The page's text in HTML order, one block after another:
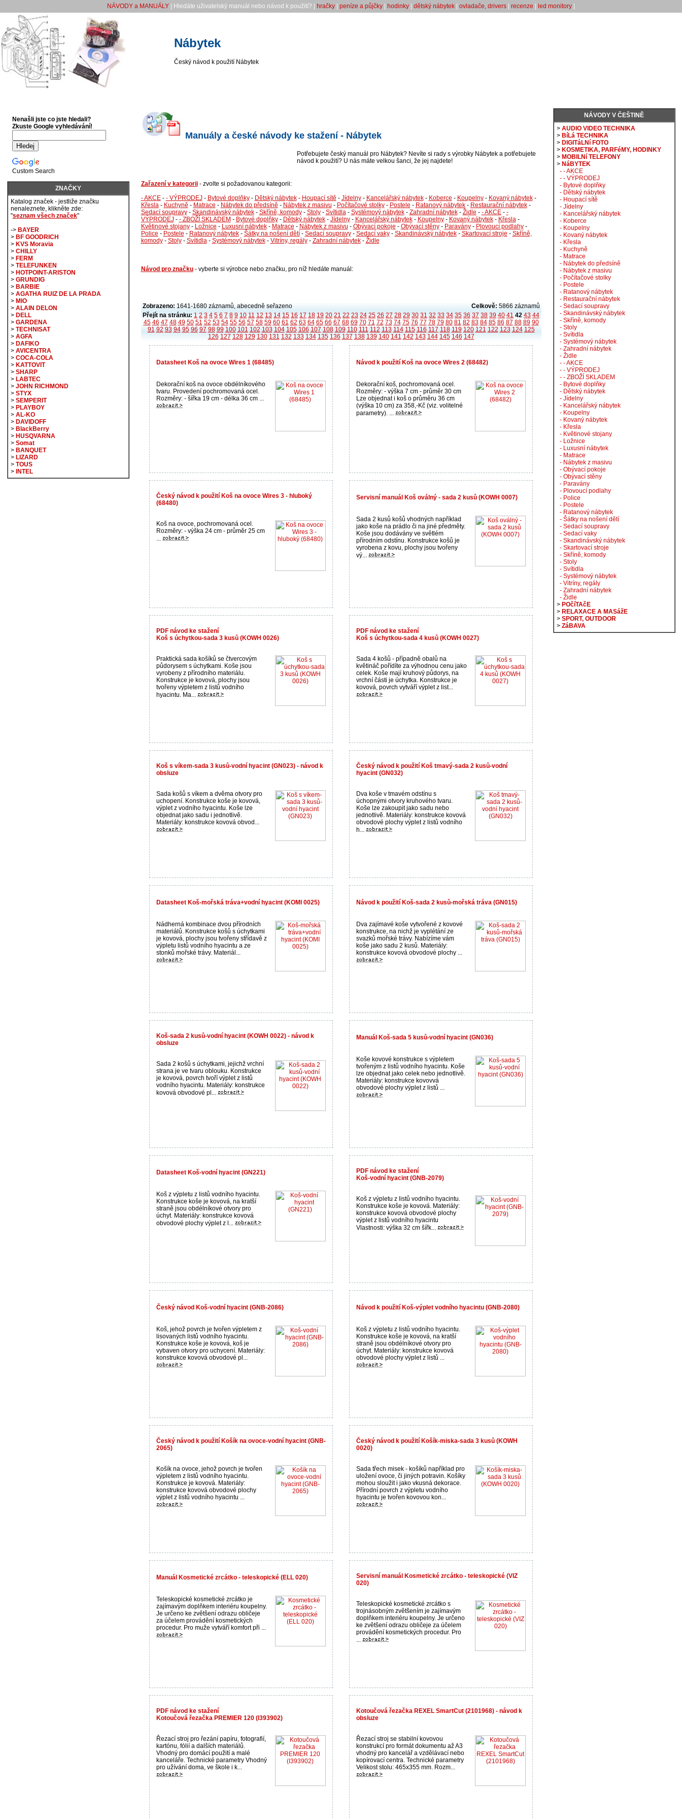
NÁVODY a MANUÁLY | Hledáte uživatelský manuál nebo návod k použití? | hračky peníze a půjčky hodinky dětský nábytek ovladače, drivers recenze led monitory
Nábytek
Český návod k použití Nábytek
Manuály a české návody ke stažení - Nábytek
Potřebujete český manuál pro Nábytek? Nevíte si rady s výrobky Nábytek a potřebujete
návod k použití? U nás máte velkou šanci, že jej najdete!
Zařazení v kategorii - zvolte si požadovanou kategorii:
- AKCE- - VÝPRODEJ- Bytové doplňky- Dětský nábytek- Houpací sítě - Jídelny- Kancelářský nábytek- Koberce - Koupelny- Kovaný nábytek-
Křesla- Kuchyně - Matrace - Nábytek do předsíně - Nábytek z masivu - Počítačové stolky- Postele - Ratanový nábytek- Restaurační nábytek-
Sedací soupravy- Skandinávský nábytek- Skříně, komody- Stoly- Svítidla- Systémový nábytek- Zahradní nábytek- Židle - - AKCE- -
VÝPRODEJ- - ZBOŽÍ SKLADEM - Bytové doplňky- Dětský nábytek- Jídelny- Kancelářský nábytek- Koupelny- Kovaný nábytek- Křesla-
Květinové stojany- Ložnice - Luxusní nábytek- Matrace - Nábytek z masivu - Obývací pokoje - Obývací stěny- Paravány- Plovoucí podlahy-
Police - Postele - Ratanový nábytek- Šátky na nošení dětí- Sedací soupravy- Sedací vaky- Skandinávský nábytek- Skartovací stroje - Skříně,
komody- Stoly- Svítidla- Systémový nábytek- Vitríny, regály- Zahradní nábytek- Židle
Návod pro značku - vyberte si výrobce nebo značku, pro níž hledáte manuál:
Zobrazeno: 1641-1680 záznamů, abecedně seřazeno Celkově: 5866 záznamů
Přejít na stránku: 1 2 3 4 5 6 7 8 9 10 11 12 13 14 15 16 17 18 19 20 21 22 23 24 25 26 27 28 29 30 31 32 33 34 35 36 37 38 39 40 41 42 43 44
45 46 47 48 49 50 51 52 53 54 55 56 57 58 59 60 61 62 63 64 65 66 67 68 69 70 71 72 73 74 75 76 77 78 79 80 81 82 83 84 85 86 87 88 89 90
91 92 93 94 95 96 97 98 99 100 101 102 103 104 105 106 107 108 109 110 111 112 113 114 115 116 117 118 119 120 121 122 123 124 125
126 127 128 129 130 131 132 133 134 135 136 137 138 139 140 141 142 143 144 145 146 147
Datasheet Koš na ovoce Wires 1 (68485)
Dekorační koš na ovoce obdélníkového
tvaru. Provedení pochromovaná ocel.
Rozměry: - šířka 19 cm - délka 36 cm ...
Návod k použití Koš na ovoce Wires 2 (68482)
Dekorační koš, pochromovaná ocel.
Rozměry: - výška 7 cm - průměr 30 cm
Lze objednat i koš o průměru 36 cm
(výška 10 cm) za 358,-Kč (viz. volitelné
parametry). ...
Český návod k použití Koš na ovoce Wires 3 - hluboký
(68480)
Koš na ovoce, pochromovaná ocel.
Rozměry: - výška 24 cm - průměr 25 cm
...
Servisní manuál Koš oválný - sada 2 kusů (KOWH 0007)
Sada 2 kusů košů vhodných například
jako koše na prádlo či na jiné předměty.
Koše jsou dodávány ve světlém
přírodním odstínu. Konstrukce košů je
vyrobena z kovu, plochy jsou tvořeny
vý...
PDF návod ke stažení
Koš s úchytkou-sada 3 kusů (KOWH 0026)
Praktická sada košíků se čtvercovým
půdorysem s úchytkami. Koše jsou
vyrobeny z přírodního materiálu.
Konstrukce je kovová, plochy jsou
tvořeny výpletem z listů vodního
hyacintu. Ma...
PDF návod ke stažení
Koš s úchytkou-sada 4 kusů (KOWH 0027)
Sada 4 košů - případně obalů na
květináč pořídíte za výhodnou cenu jako
celek. Koše mají kruhový půdorys, na
vrchní části je úchytka. Konstrukce je
kovová, povrch vytváří výplet z list...
Koš s víkem-sada 3 kusů-vodní hyacint (GN023) - návod k
obsluze
Sada košů s víkem a dvěma otvory pro
uchopení. Konstrukce koše je kovová,
výplet z vodního hyacintu. Koše lze
objednat jako sadu i jednotlivě.
Materiály: konstrukce kovová obvod...
Český návod k použití Koš tmavý-sada 2 kusů-vodní
hyacint (GN032)
Dva koše v tmavém odstínu s
úchopnými otvory kruhového tvaru.
Koše lze zakoupit jako sadu nebo
jednotlivě. Materiály: konstrukce kovová
obvodové plochy výplet z listů vodního
h...
Datasheet Koš-mořská tráva+vodní hyacint (KOMI 0025)
Nádherná kombinace dvou přírodních
materiálů. Konstrukce košů s úchytkami
je kovová, plochy jsou tvořeny střídavě z
výpletu listů vodního hyacintu a ze
stonků mořské trávy. Materiál...
Návod k použití Koš-sada 2 kusů-mořská tráva (GN015)
Dva zajímavé koše vytvořené z kovové
konstrukce, na nichž je vyplétání ze
svazků mořské trávy. Nabízíme vám
koše jako sadu 2 kusů. Materiály:
konstrukce kovová obvodové plochy ...
Koš-sada 2 kusů-vodní hyacint (KOWH 0022) - návod k
obsluze
Sada 2 košů s úchytkami, jejichž vrchní
strana je ve tvaru oblouku. Konstrukce
je kovová, povrch tvoří výplet z listů
vodního hyacintu. Materiály: konstrukce
kovová obvodové pl...
Manuál Koš-sada 5 kusů-vodní hyacint (GN036)
Koše kovové konstrukce s výpletem
tvořeným z listů vodního hyacintu. Koše
lze objednat jako celek nebo jednotlivě.
Materiály: konstrukce kovovvá
obvodové plochy výplet z listů ...
Datasheet Koš-vodní hyacint (GN221)
Koš z výpletu z listů vodního hyacintu.
Konstrukce koše je kovová, na kratší
straně jsou obdélníkové otvory pro
úchyt. Materiály: konstrukce kovová
obvodové plochy výplet z l...
PDF návod ke stažení
Koš-vodní hyacint (GNB-2079)
Koš z výpletu z listů vodního hyacintu.
Konstrukce koše je kovová. Materiály:
konstrukce kovová obvodové plochy
výplet z listů vodního hyacintu
Vlastnosti: výška 32 cm šířk...
Český návod Koš-vodní hyacint (GNB-2086)
Koš, jehož povrch je tvořen výpletem z
lisovaných listů vodního hyacintu.
Konstrukce koše je kovová, koš je
vybaven otvory pro uchycení. Materiály:
konstrukce kovová obvodové pl...
Návod k použití Koš-výplet vodního hyacintu (GNB-2080)
Koš z výpletu z listů vodního hyacintu.
Konstrukce koše je kovová, na kratší
straně jsou obdélníkové otvory pro
úchyt. Materiály: konstrukce kovová
obvodové plochy výplet z listů ...
Český návod k použití Košík na ovoce-vodní hyacint (GNB-
2065)
Košík na ovoce, jehož povrch je tvořen
výpletem z listů vodního hyacintu.
Konstrukce je kovová. Materiály:
konstrukce kovová obvodové plochy
výplet z listů vodního hyacintu ...
Český návod k použití Košík-miska-sada 3 kusů (KOWH
0020)
Sada třech misek - košíků například pro
uložení ovoce, či jiných potravin. Košíky
mohou sloužit i jako vkusná dekorace.
Přírodní povrch z výpletu vodního
hyacintu je tvořen kovovou kon...
Manuál Kosmetické zrcátko - teleskopické (ELL 020)
Teleskopické kosmetické zrcátko je
zajímavým doplňkem interiéru koupelny.
Je určeno ke zvětšení odrazu obličeje
za účelem provádění kosmetických
procedur. Pro muže vytváří komfort při ...
Servisní manuál Kosmetické zrcátko - teleskopické (VIZ
020)
Teleskopické kosmetické zrcátko s
trojnásobným zvětšením je zajímavým
doplňkem interiéru koupelny. Je určeno
ke zvětšení odrazu obličeje za účelem
provádění kosmetických procedur. Pro
...
PDF návod ke stažení
Kotoučová řezačka PREMIER 120 (I393902)
Řezací stroj pro řezání papíru, fotografií,
kartónu, fólií a dalších materiálů.
Vhodný pro domácí použití a malé
kanceláře. Technické parametry Vhodný
pro užívání doma, ve škole i k...
Kotoučová řezačka REXEL SmartCut (2101968) - návod k
obsluze
Řezací stroj se stabilní kovovou
konstrukcí pro formát dokumentu až A3
vhodný pro kancelář a vzdělávací nebo
kopírovací centra. Technické parametry
Velikost stolu: 465x355 mm. Rozm...
Nenašli jste co jste hledali?
Zkuste Google vyhledávání!
Custom Search
ZNAČKY
Katalog značek - jestliže značku
nenaleznete, klikněte zde:
"seznam všech značek"
-> BAYER
> BF GOODRICH
> KVS Moravia
> CHILLY
> FERM
> TELEFUNKEN
> HOTPOINT-ARISTON
> GRUNDIG
> BARBIE
> AGATHA RUIZ DE LA PRADA
> MIO
> ALAIN DELON
> DELL
> GARDENA
> TECHNISAT
> AGFA
> DAFIKO
> AVICENTRA
> COCA-COLA
> KATTOVIT
> SHARP
> LABTEC
> JOHN RICHMOND
> STYX
> SEMPERIT
> PLAYBOY
> AL-KO
> DAVIDOFF
> BlackBerry
> HUSQVARNA
> Somat
> BANQUET
> LIZARD
> TOUS
> INTEL
NÁVODY V ČEŠTINĚ
> AUDIO VIDEO TECHNIKA
> BíLá TECHNIKA
> DIGITáLNí FOTO
> KOSMETIKA, PARFéMY, HODINKY
> MOBILNí TELEFONY
> NáBYTEK
- - AKCE
- - VÝPRODEJ
- Bytové doplňky
- Dětský nábytek
- Houpací sítě
- Jídelny
- Kancelářský nábytek
- Koberce
- Koupelny
- Kovaný nábytek
- Křesla
- Kuchyně
- Matrace
- Nábytek do předsíně
- Nábytek z masivu
- Počítačové stolky
- Postele
- Ratanový nábytek
- Restaurační nábytek
- Sedací soupravy
- Skandinávský nábytek
- Skříně, komody
- Stoly
- Svítidla
- Systémový nábytek
- Zahradní nábytek
- Židle
- - AKCE
- - VÝPRODEJ
- - ZBOŽÍ SKLADEM
- Bytové doplňky
- Dětský nábytek
- Jídelny
- Kancelářský nábytek
- Koupelny
- Kovaný nábytek
- Křesla
- Květinové stojany
- Ložnice
- Luxusní nábytek
- Matrace
- Nábytek z masivu
- Obývací pokoje
- Obývací stěny
- Paravány
- Plovoucí podlahy
- Police
- Postele
- Ratanový nábytek
- Šátky na nošení dětí
- Sedací soupravy
- Sedací vaky
- Skandinávský nábytek
- Skartovací stroje
- Skříně, komody
- Stoly
- Svítidla
- Systémový nábytek
- Vitríny, regály
- Zahradní nábytek
- Židle
> POčíTAčE
> RELAXACE A MASážE
> SPORT, OUTDOOR
> ZáBAVA